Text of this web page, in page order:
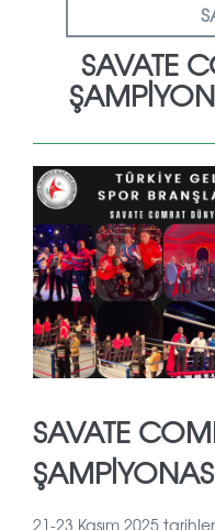
SAVATE
SAVATE
21-23 Kasım 2025